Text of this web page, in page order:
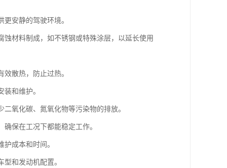
安静的驾驶环境。
材料制成，如不锈钢或特殊涂层，以延长使用
散热，防止过热。
和维护。
氧化碳、氮氧化物等污染物的排放。
保在工况下都能稳定工作。
成本和时间。
和发动机配置。